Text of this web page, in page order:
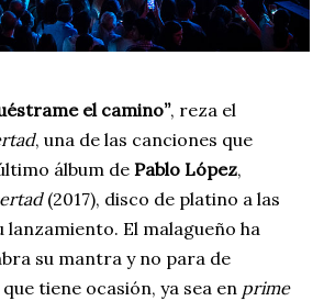
el camino”, reza el
, una de las canciones que
álbum dePablo López,
(2017), disco de platino a las
lanzamiento. El malagueño ha
su mantra y no para de
tiene ocasión, ya sea en prime